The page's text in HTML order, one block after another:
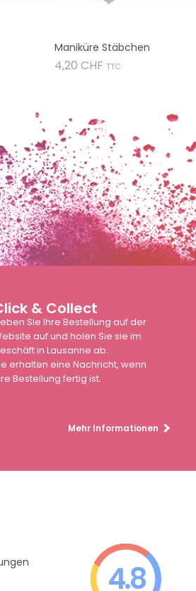
Maniküre Stäbchen
4,20 CHF Preis
TTC
& Collect
Sie Ihre Bestellung auf der
auf und holen Sie sie im
in Lausanne ab.
erhalten eine Nachricht, wenn
Bestellung fertig ist.
Mehr Informationen
4.8